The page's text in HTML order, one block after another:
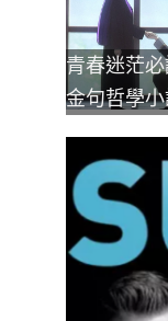
青春迷茫
金句哲學